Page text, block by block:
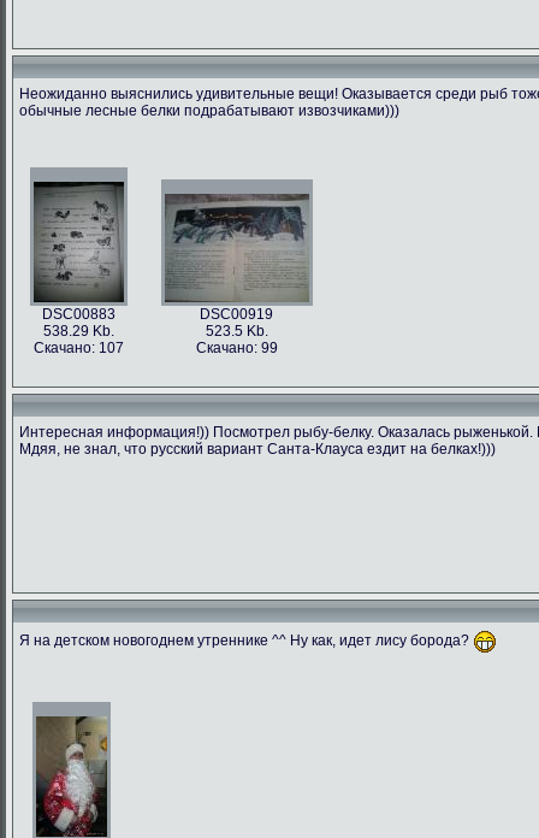
Неожиданно выяснились удивительные вещи! Оказывается среди рыб
обычные лесные белки подрабатывают извозчиками)))
DSC00883
538.29 Kb.
Скачано: 107
DSC00919
523.5 Kb.
Скачано: 99
Интересная информация!)) Посмотрел рыбу-белку. Оказалась рыженькой.
Мдяя, не знал, что русский вариант Санта-Клауса ездит на белках!)))
Я на детском новогоднем утреннике ^^ Ну как, идет лису борода?